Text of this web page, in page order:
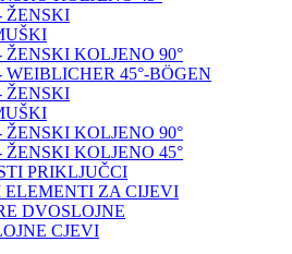
ŽENSKI
ŽENSKI KOLJENO 90°
WEIBLICHER 45°-BÖGEN
ŽENSKI
ŽENSKI KOLJENO 90°
ŽENSKI KOLJENO 45°
PRIKLJUČCI
ELEMENTI ZA CIJEVI
DVOSLOJNE
CJEVI